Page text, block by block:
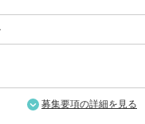
募集要項の詳細を見る